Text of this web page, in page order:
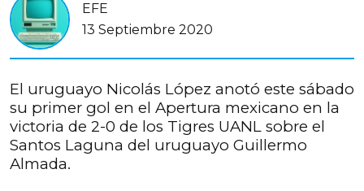
EFE
13 Septiembre 2020
El uruguayo Nicolás López anotó este sábado
su primer gol en el Apertura mexicano en la
victoria de 2-0 de los Tigres UANL sobre el
Santos Laguna del uruguayo Guillermo
Almada.